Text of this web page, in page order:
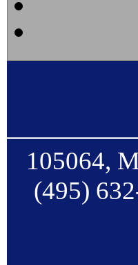
105064,
(495)